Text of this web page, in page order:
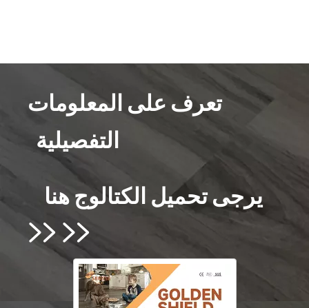
تعرف على المعلومات
التفصيلية
يرجى تحميل الكتالوج هنا
 